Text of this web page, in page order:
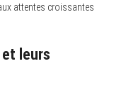
attentes croissantes
leurs